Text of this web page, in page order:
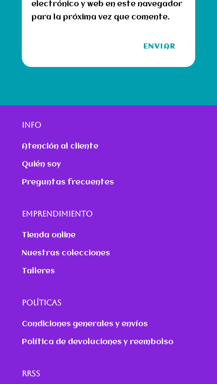
electrónico y web en este navegador
para la próxima vez que comente.
ENVIAR
INFO
Atención al cliente
Quién soy
Preguntas frecuentes
EMPRENDIMIENTO
Tienda online
Nuestras colecciones
Talleres
POLÍTICAS
Condiciones generales y envíos
Política de devoluciones y reembolso
RRSS